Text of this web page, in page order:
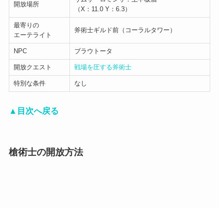
開放場所
（X：11.0 Y：6.3）
最寄りの
エーテライト
斧術士ギルド前（コーラルタワー）
NPC ブラウトータ
開放クエスト 戦場を圧する斧術士
特別な条件 なし
▲目次へ戻る
槍術士の開放方法